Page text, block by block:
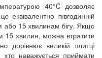
40°C дозволяє
еквівалентно півгодинній
або 15 хвилинам бігу. Якщо
15 хвилин, можна втратити
дорівнює великій плитці
наважується приймати